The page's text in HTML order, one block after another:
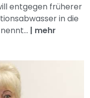
entgegen früherer
in die
| mehr